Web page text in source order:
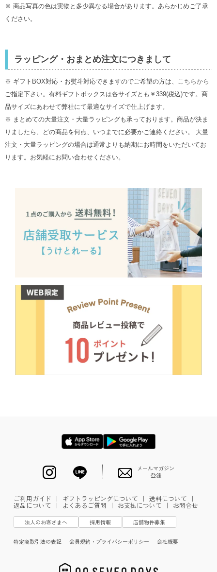
※ 商品写真の色は実物と多少異なる場合があります。あらかじめご了承
ください。
ラッピング・おまとめ注文につきまして
※ ギフトBOX対応・お熨斗対応できますのでご希望の方は、 こちらから
ご指定下さい。有料ギフトボックスは各サイズとも￥339(税込)です。商
品サイズにあわせて弊社にて最適なサイズで仕上げます。
※ まとめての大量注文・大量ラッピングも承っております。商品が決ま
りましたら、どの商品を何点、いつまでに必要かご連絡ください。 大量
注文・大量ラッピングの場合は通常よりも納期にお時間をいただいてお
ります。お気軽にお問い合わせください。
メールマガジン
登録
ご利用ガイド ｜ ギフトラッピングについて ｜ 送料について ｜
返品について ｜ よくあるご質問 ｜ お支払について ｜ お問合せ
法人のお客さまへ 採用情報 店舗物件募集
特定商取引法の表記 会員規約・プライバシーポリシー 会社概要